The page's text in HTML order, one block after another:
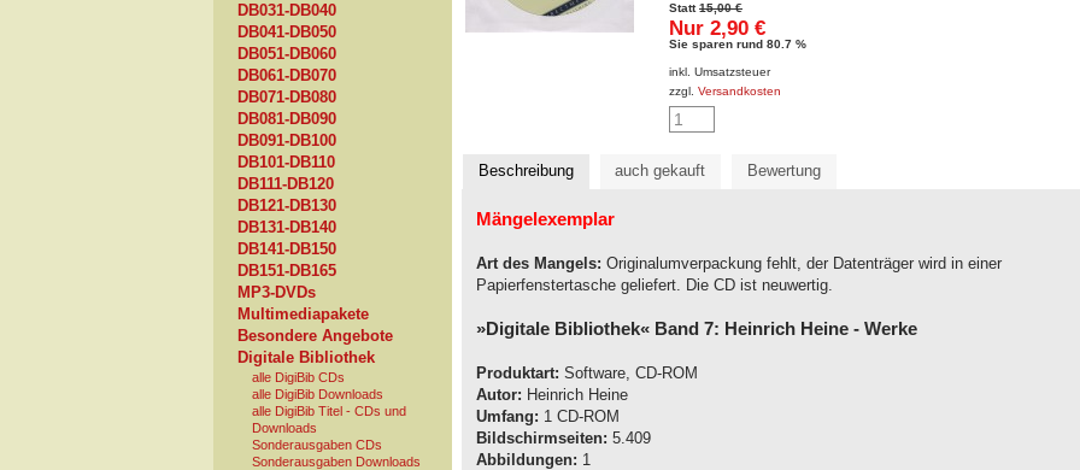
DB031-DB040
DB041-DB050
DB051-DB060
DB061-DB070
DB071-DB080
DB081-DB090
DB091-DB100
DB101-DB110
DB111-DB120
DB121-DB130
DB131-DB140
DB141-DB150
DB151-DB165
MP3-DVDs
Multimediapakete
Besondere Angebote
Digitale Bibliothek
alle DigiBib CDs
alle DigiBib Downloads
alle DigiBib Titel - CDs und
Downloads
Sonderausgaben CDs
Sonderausgaben Downloads
Statt15,00 €
Nur 2,90 €
Sie sparen rund 80.7 %
inkl. Umsatzsteuer
zzgl. Versandkosten
Beschreibung auch gekauft Bewertung
Mängelexemplar
Art des Mangels: Originalumverpackung fehlt, der Datenträger wird in einer
Papierfenstertasche geliefert. Die CD ist neuwertig.
»Digitale Bibliothek« Band 7: Heinrich Heine - Werke
Produktart: Software, CD-ROM
Autor: Heinrich Heine
Umfang: 1 CD-ROM
Bildschirmseiten: 5.409
Abbildungen: 1